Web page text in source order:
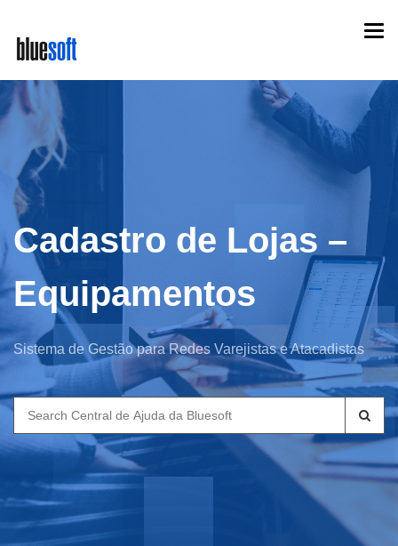
main
content
Cadastro de Lojas –
Equipamentos
Sistema de Gestão para Redes Varejistas e Atacadistas
Search
for: